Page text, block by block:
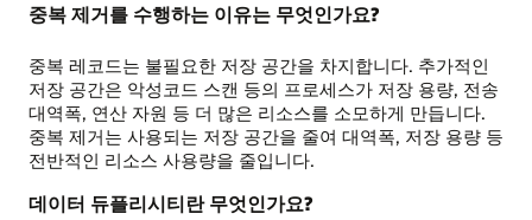
중복 제거를 수행하는 이유는 무엇인가요?
중복 레코드는 불필요한 저장 공간을 차지합니다. 추가적인
저장 공간은 악성코드 스캔 등의 프로세스가 저장 용량, 전송
대역폭, 연산 자원 등 더 많은 리소스를 소모하게 만듭니다.
중복 제거는 사용되는 저장 공간을 줄여 대역폭, 저장 용량 등
전반적인 리소스 사용량을 줄입니다.
데이터 듀플리시티란 무엇인가요?